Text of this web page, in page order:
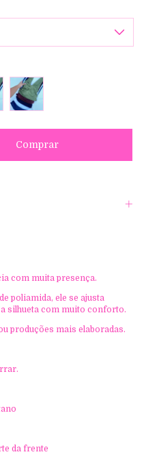
com muita presença.
poliamida, ele se ajusta
silhueta com muito conforto.
produções mais elaboradas.
da frente